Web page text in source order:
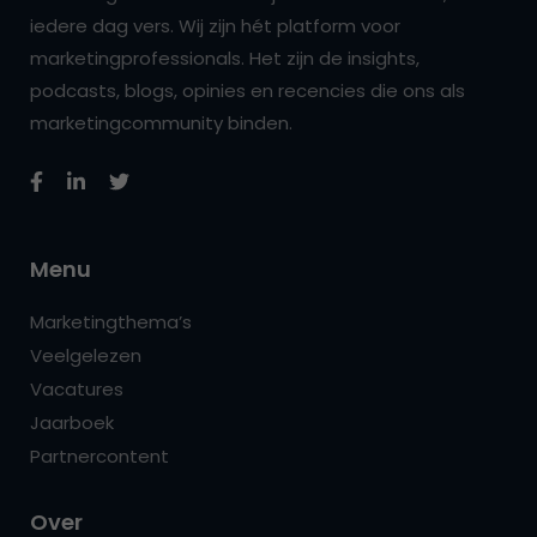
iedere dag vers. Wij zijn hét platform voor
marketingprofessionals. Het zijn de insights,
podcasts, blogs, opinies en recencies die ons als
marketingcommunity binden.
Menu
Marketingthema’s
Veelgelezen
Vacatures
Jaarboek
Partnercontent
Over